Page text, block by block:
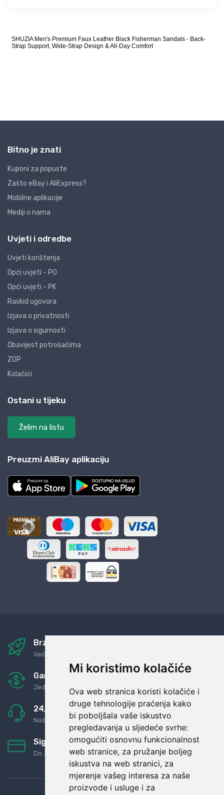
Mi koristimo kolačiće
Ova web stranica koristi kolačiće i
druge tehnologije praćenja kako
bi poboljšala vaše iskustvo
pregledavanja u sljedeće svrhe:
omogućiti osnovnu funkcionalnost
web stranice, za pružanje boljeg
iskustva na web stranici, za
mjerenje vašeg interesa za naše
proizvode i usluge i za
Bitno je znati
Kuponi za popuste
Zašto eBay i AliExpress?
Mobilne aplikacije
Mediji o nama
Uvjeti i odredbe
Uvjeti korištenja
Opći uvjeti - PO
Opći uvjeti - PK
Raskid ugovora
Izjava o privatnosti
Izjava o sigurnosti
Obavijest potrošačima
ZOP
Kolačići
Ostani u tijeku
Želim na listu
Preuzmi AliBay aplikaciju
Brza i sigurna dostava
Već za nekoliko dana kod vas
Garancija u povrat novaca
Jednostavno pravilo: Roba za novac
24/7 odlična podrška
Naši agenti uvijek na raspolaganju
Sigurno obročno plaćanje
Do 24 rata bez kamata